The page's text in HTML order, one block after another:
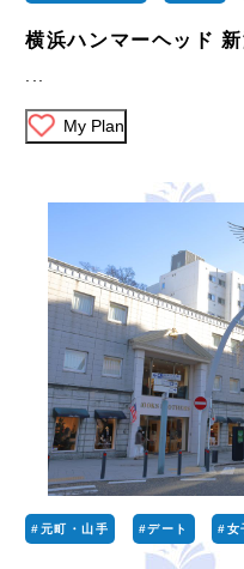
横浜ハンマーヘッド
...
My Plan
#元町・山手 #デート #女